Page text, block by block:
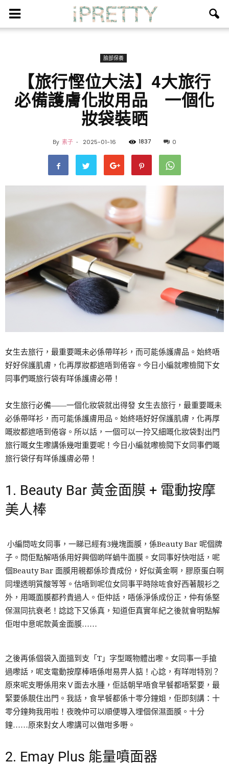
臉部保養
【旅行慳位大法】4大旅行
必備護膚化妝用品 一個化
妝袋裝晒
By 素子 - 2025-01-16 1837 0
女生去旅行，最重要嘅未必係帶咩衫，而可能係護膚品。始終唔
好好保護肌膚，化再厚妝都遮唔到倦容。今日小編就嚟檢閱下女
同事們嘅旅行袋有咩係護膚必帶！
女生旅行必備——一個化妝袋就出得發 女生去旅行，最重要嘅未
必係帶咩衫，而可能係護膚用品。始終唔好好保護肌膚，化再厚
嘅妝都遮唔到倦容。所以話，一個可以一拎又細嘅化妝袋對出門
旅行嘅女生嚟講係幾咁重要呢！今日小編就嚟檢閱下女同事們嘅
旅行袋仔有咩係護膚必帶！
1. Beauty Bar 黃金面膜 + 電動按摩
美人棒
小編問咗女同事，一睇已經有3幾塊面膜，係Beauty Bar 呢個牌
子。問佢點解唔係用好興個啲咩蝸牛面膜。女同事好快咁話，呢
個Beauty Bar 面膜用親都係珍貴成份，好似黃金啊，膠原蛋白啊
同埋透明質酸等等。估唔到呢位女同事平時除咗食好西著靚衫之
外，用嘅面膜都矜貴過人。佢仲話，唔係淨係成份正，仲有係堅
保濕同抗衰老！諗諗下又係真，知道佢真實年紀之後就會明點解
佢咁中意呢款黃金面膜……
之後再係個袋入面搵到支「T」字型嘅物體出嚟。女同事一手搶
過嚟話，呢支電動按摩棒唔係咁易畀人掂！心諗，有咩咁特別？
原來呢支嘢係用來Ｖ面去水腫，佢話朝早唔食早餐都唔緊要，最
緊要係靚住出門。我話，食早餐都係十零分鐘姐，佢即刻講：十
零分鐘夠我用啦！夜晚仲可以順便導入埋個保濕面膜。十分
鐘……原來對女人嚟講可以做咁多嘢。
2. Emay Plus 能量噴面器